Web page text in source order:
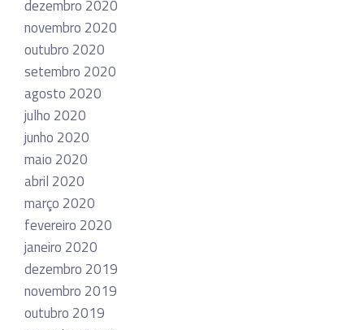
dezembro 2020
novembro 2020
outubro 2020
setembro 2020
agosto 2020
julho 2020
junho 2020
maio 2020
abril 2020
março 2020
fevereiro 2020
janeiro 2020
dezembro 2019
novembro 2019
outubro 2019